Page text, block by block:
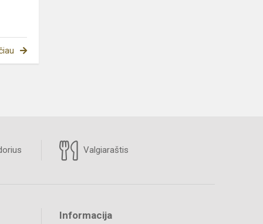
Valgiaraštis
Informacija